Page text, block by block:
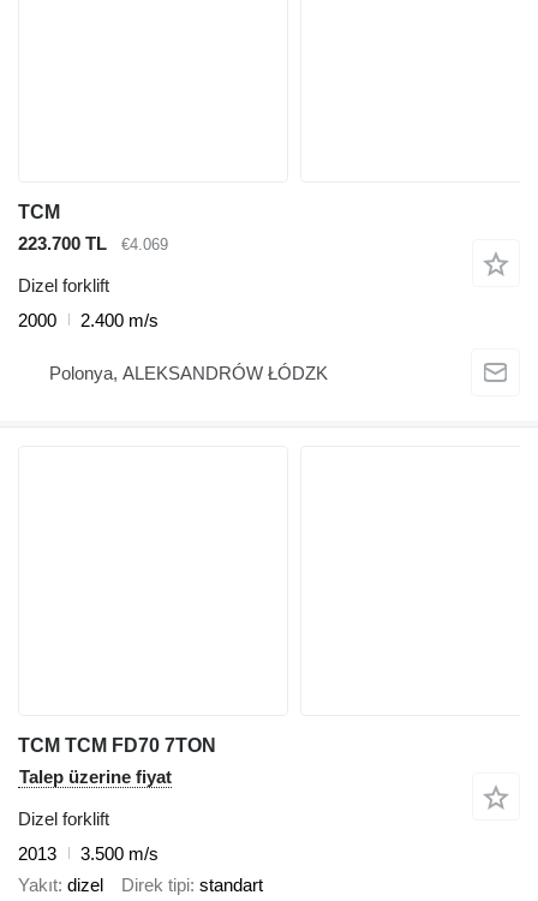
TCM
223.700 TL
€4.069
Dizel forklift
2000
2.400 m/s
Polonya, ALEKSANDRÓW ŁÓDZK
TCM TCM FD70 7TON
Talep üzerine fiyat
Dizel forklift
2013
3.500 m/s
Yakıt dizel Direk tipi standart